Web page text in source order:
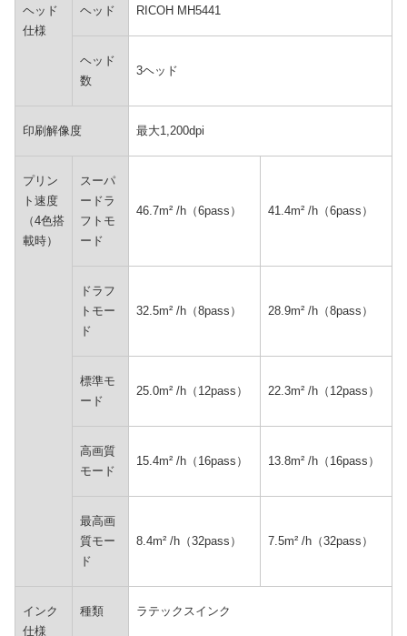
ヘッド
仕様
ヘッド RICOH MH5441
ヘッド
数
3ヘッド
印刷解像度 最大1,200dpi
プリン
ト速度
（4色搭
載時）
スーパ
ードラ
フトモ
ード
46.7m² /h（6pass） 41.4m² /h（6pass）
ドラフ
トモー
ド
32.5m² /h（8pass） 28.9m² /h（8pass）
標準モ
ード
25.0m² /h（12pass） 22.3m² /h（12pass）
高画質
モード
15.4m² /h（16pass） 13.8m² /h（16pass）
最高画
質モー
ド
8.4m² /h（32pass） 7.5m² /h（32pass）
インク
仕様
種類 ラテックスインク